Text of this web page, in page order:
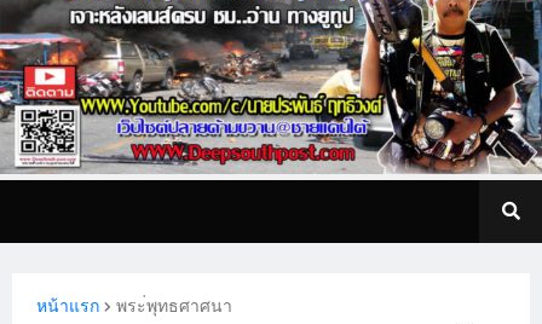
หน้าแรก พระ่พุทธศาศนา